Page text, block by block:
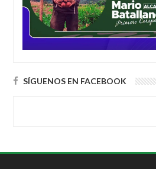
SÍGUENOS EN FACEBOOK